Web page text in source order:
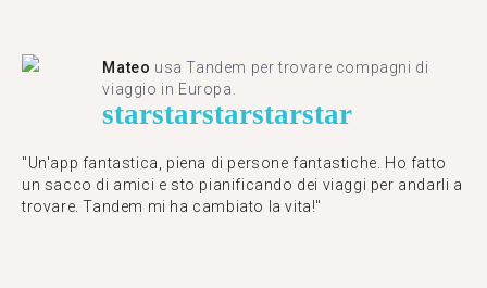
Mateo usa Tandem per trovare compagni di
viaggio in Europa.
starstarstarstarstar
"Un'app fantastica, piena di persone fantastiche. Ho fatto
un sacco di amici e sto pianificando dei viaggi per andarli a
trovare. Tandem mi ha cambiato la vita!"